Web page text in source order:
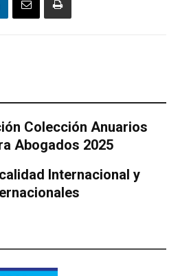
Colección Anuarios
Abogados 2025
Internacional y